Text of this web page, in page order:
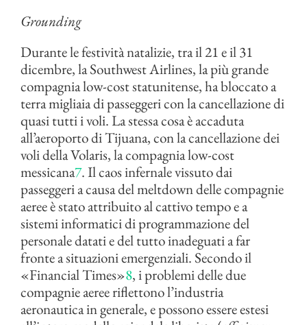
Grounding
Durante le festività natalizie, tra il 21 e il 31
dicembre, la Southwest Airlines, la più grande
compagnia low-cost statunitense, ha bloccato a
terra migliaia di passeggeri con la cancellazione di
quasi tutti i voli. La stessa cosa è accaduta
all’aeroporto di Tijuana, con la cancellazione dei
voli della Volaris, la compagnia low-cost
messicana7. Il caos infernale vissuto dai
passeggeri a causa del meltdown delle compagnie
aeree è stato attribuito al cattivo tempo e a
sistemi informatici di programmazione del
personale datati e del tutto inadeguati a far
fronte a situazioni emergenziali. Secondo il
«Financial Times»8, i problemi delle due
compagnie aeree riflettono l’industria
aeronautica in generale, e possono essere estesi